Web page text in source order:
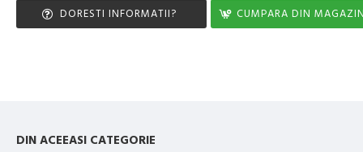
DORESTI INFORMATII? CUMPARA DIN
DIN ACEEASI CATEGORIE